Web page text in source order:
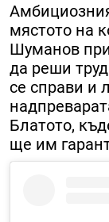
мястото на
Шуманов
да реши
се справи и
Блатото,
ще им